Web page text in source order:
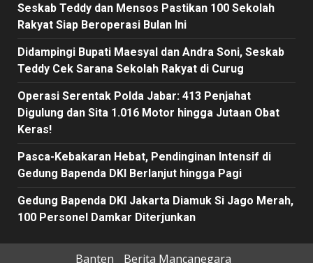
Seskab Teddy dan Mensos Pastikan 100 Sekolah
Rakyat Siap Beroperasi Bulan Ini
Didampingi Bupati Maesyal dan Andra Soni, Seskab
Teddy Cek Sarana Sekolah Rakyat di Curug
Operasi Serentak Polda Jabar: 413 Penjahat
Digulung dan Sita 1.016 Motor hingga Jutaan Obat
Keras!
Pasca-Kebakaran Hebat, Pendinginan Intensif di
Gedung Bapenda DKI Berlanjut hingga Pagi
Gedung Bapenda DKI Jakarta Diamuk Si Jago Merah,
100 Personel Damkar Diterjunkan
Banten Berita Mancanegara